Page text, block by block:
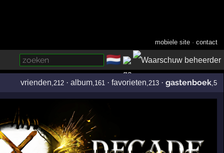
mobiele site ·contact
🇳🇱
vrienden ,212 ·album ,161 ·favorieten ,213 ·gastenboek ,5